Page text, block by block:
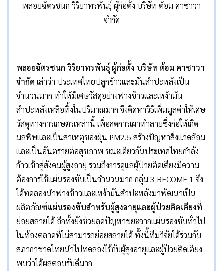
พลอยฉัตรชนก วิริยาทรพันธุ์ ผู้ก่อตั้ง บริษัท ต้อม คาซาวา
จำกัด
พลอยฉัตรชนก วิริยาทรพันธุ์ ผู้ก่อตั้ง บริษัท ต้อม คาซาวา
จำกัด เล่าว่า ประเทศไทยปลูกข้าวและมันสำปะหลังเป็น
จำนวนมาก ทำให้มีเศษวัสดุอย่างฟางข้าวและเหง้ามัน
สำปะหลังเหลือทิ้งในปริมาณมาก จึงคิดหาวิธีเพิ่มมูลค่าให้เศษ
วัสดุทางการเกษตรเหล่านี้ เพื่อลดการเผาทำลายซึ่งก่อให้เกิด
มลพิษและเป็นสาเหตุของฝุ่น PM2.5 สร้างปัญหาสิ่งแวดล้อม
และเป็นอันตรายต่อสุขภาพ ขณะเดียวกันประเทศไทยกำลัง
ก้าวเข้าสู่สังคมผู้สูงอายุ รวมถึงการดูแลผู้ป่วยติดเตียงมีความ
ต้องการใช้แผ่นรองซับเป็นจำนวนมาก กลุ่ม 3 BECOME 1 จึง
ได้ทดลองนำฟางข้าวและเหง้ามันสำปะหลังมาพัฒนาเป็น
ผลิตภัณฑ์แผ่นรองซับสำหรับผู้สูงอายุและผู้ป่วยติดเตียงที่
ย่อยสลายได้ อีกทั้งยังช่วยลดปัญหาขยะจากแผ่นรองซับทั่วไป
ในท้องตลาดที่ไม่สามารถย่อยสลายได้ ทั้งนี้ทีมวิจัยได้ร่วมกับ
สภากาชาดไทยนำไปทดลองใช้กับผู้สูงอายุและผู้ป่วยติดเตียง
พบว่าได้ผลตอบรับดีมาก